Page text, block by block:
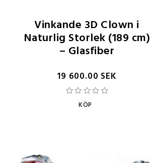
Vinkande 3D Clown i
Naturlig Storlek (189 cm)
– Glasfiber
19 600.00 SEK
KÖP